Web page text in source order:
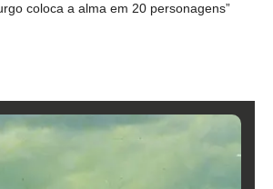
coloca a alma em 20 personagens”